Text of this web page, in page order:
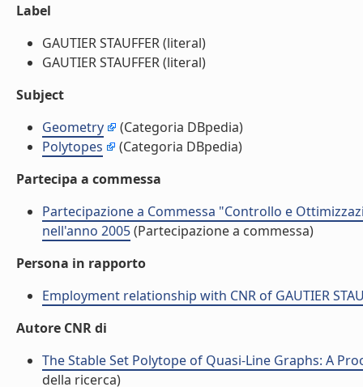
Label
GAUTIER STAUFFER (literal)
GAUTIER STAUFFER (literal)
Subject
Geometry
(Categoria DBpedia)
Polytopes
(Categoria DBpedia)
Partecipa a commessa
Partecipazione a Commessa "Controllo e
nell'anno 2005(Partecipazione a commessa)
Persona in rapporto
Employment relationship with CNR of GAUTIER
Autore CNR di
The Stable Set Polytope of Quasi-Line Graphs: A
della ricerca)